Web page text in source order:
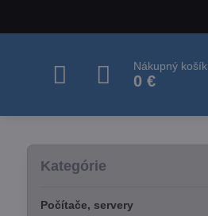
Nákupný košík
0 €
Kategórie
Počítače, servery